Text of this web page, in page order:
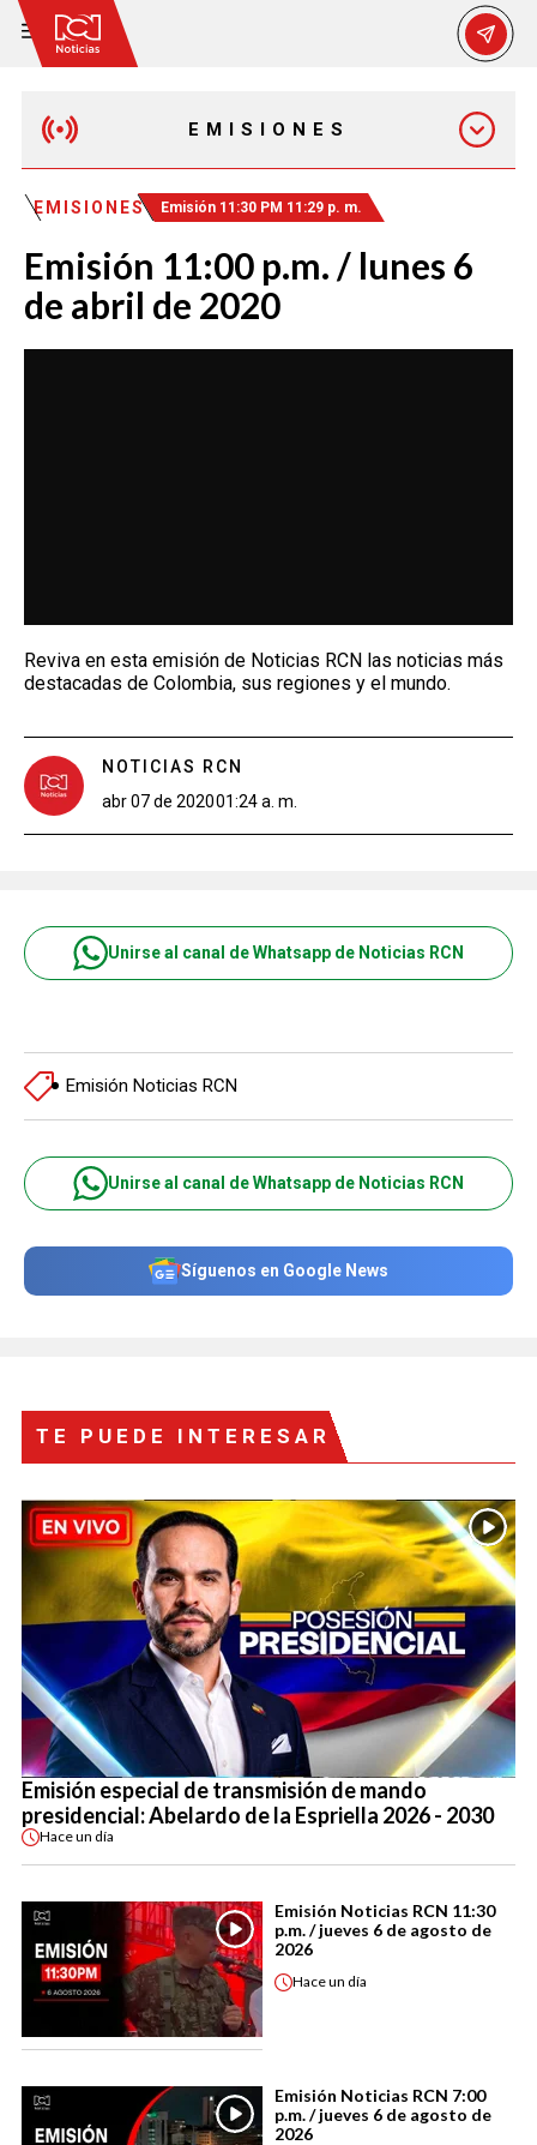
EMISIONES
EMISIÓN 12:30 PM
EMISIÓN 7:00 PM
EMISIONES Emisión 11:30 PM 11:29 p. m.
Emisión 11:00 p.m. / lunes 6
de abril de 2020
Reviva en esta emisión de Noticias RCN las noticias más
destacadas de Colombia, sus regiones y el mundo.
NOTICIAS RCN
abr 07 de 202001:24 a. m.
Unirse al canal de Whatsapp de Noticias RCN
Emisión Noticias RCN
Unirse al canal de Whatsapp de Noticias RCN
Síguenos en Google News
TE PUEDE INTERESAR
Emisión especial de transmisión de mando
presidencial: Abelardo de la Espriella 2026 - 2030
Haceun día
Emisión Noticias RCN 11:30
p.m. / jueves 6 de agosto de
2026
Haceun día
Emisión Noticias RCN 7:00
p.m. / jueves 6 de agosto de
2026